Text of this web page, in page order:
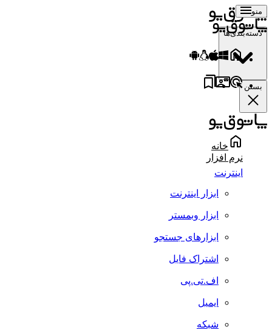
منو
دسته‌بندی‌ها
بستن
خانه
نرم افزار
اینترنت
ابزار اینترنت
ابزار وبمستر
ابزارهای جستجو
اشتراک فایل
اف.تی.پی
ایمیل
شبکه